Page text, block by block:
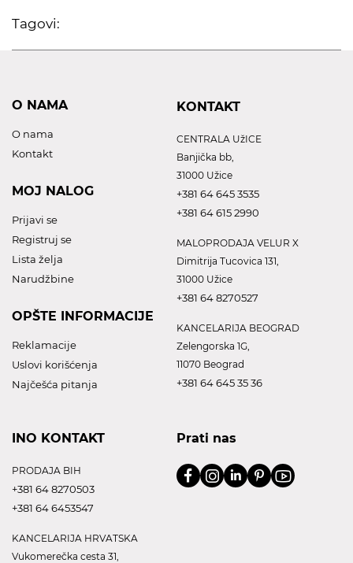
Tagovi:
O NAMA
O nama
Kontakt
MOJ NALOG
Prijavi se
Registruj se
Lista želja
Narudžbine
OPŠTE INFORMACIJE
Reklamacije
Uslovi korišćenja
Najčešća pitanja
KONTAKT
CENTRALA UžICE
Banjička bb,
31000 Užice
+381 64 645 3535
+381 64 615 2990
MALOPRODAJA VELUR X
Dimitrija Tucovica 131,
31000 Užice
+381 64 8270527
KANCELARIJA BEOGRAD
Zelengorska 1G,
11070 Beograd
+381 64 645 35 36
INO KONTAKT
PRODAJA BIH
+381 64 8270503
+381 64 6453547
KANCELARIJA HRVATSKA
Vukomerečka cesta 31,
Prati nas